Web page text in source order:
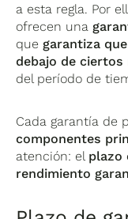
a esta regla. Por
ofrecen una
que garantiza
debajo de
del período de
Cada garantía de
componentes
atención: el plazo
rendimiento